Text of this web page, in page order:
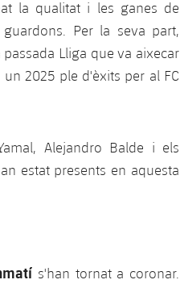
la qualitat i les ganes de
Per la seva part,
Lliga que va aixecar
2025 ple d'èxits per al FC
Alejandro Balde i els
estat presents en aquesta
s'han tornat a coronar.